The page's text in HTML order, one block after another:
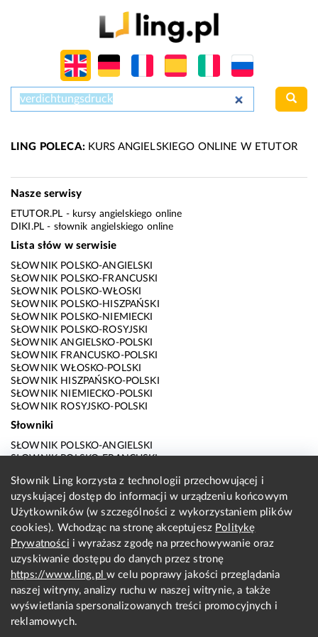
LING POLECA:KURS ANGIELSKIEGO ONLINE W ETUTOR
Nasze serwisy
ETUTOR.PL - kursy angielskiego online
DIKI.PL - słownik angielskiego online
Lista słów w serwisie
SŁOWNIK POLSKO-ANGIELSKI
SŁOWNIK POLSKO-FRANCUSKI
SŁOWNIK POLSKO-WŁOSKI
SŁOWNIK POLSKO-HISZPAŃSKI
SŁOWNIK POLSKO-NIEMIECKI
SŁOWNIK POLSKO-ROSYJSKI
SŁOWNIK ANGIELSKO-POLSKI
SŁOWNIK FRANCUSKO-POLSKI
SŁOWNIK WŁOSKO-POLSKI
SŁOWNIK HISZPAŃSKO-POLSKI
SŁOWNIK NIEMIECKO-POLSKI
SŁOWNIK ROSYJSKO-POLSKI
Słowniki
SŁOWNIK POLSKO-ANGIELSKI
SŁOWNIK POLSKO-FRANCUSKI
SŁOWNIK POLSKO-HISZPAŃSKI
SŁOWNIK POLSKO-NIEMIECKI
SŁOWNIK POLSKO-ROSYJSKI
SŁOWNIK ANGIELSKO-POLSKI
SŁOWNIK FRANCUSKO-POLSKI
SŁOWNIK WŁOSKO-POLSKI
SŁOWNIK HISZPAŃSKO-POLSKI
SŁOWNIK NIEMIECKO-POLSKI
SŁOWNIK ROSYJSKO-POLSKI
O nas
KONTAKT Z REDAKCJĄ
Słownik Ling korzysta z technologii przechowującej i
uzyskującej dostęp do informacji w urządzeniu końcowym
Użytkowników (w szczególności z wykorzystaniem plików
cookies). Wchodząc na stronę akceptujesz Politykę
Prywatności i wyrażasz zgodę na przechowywanie oraz
uzyskiwanie dostępu do danych przez stronę
https://www.ling.plw celu poprawy jakości przeglądania
naszej witryny, analizy ruchu w naszej witrynie, a także
wyświetlania spersonalizowanych treści promocyjnych i
reklamowych.